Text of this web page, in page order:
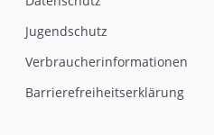
Jugendschutz
Verbraucherinformationen
Barrierefreiheitserklärung